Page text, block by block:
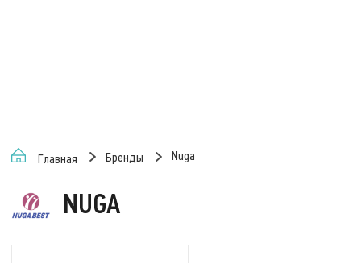
Главная Бренды Nuga
NUGA